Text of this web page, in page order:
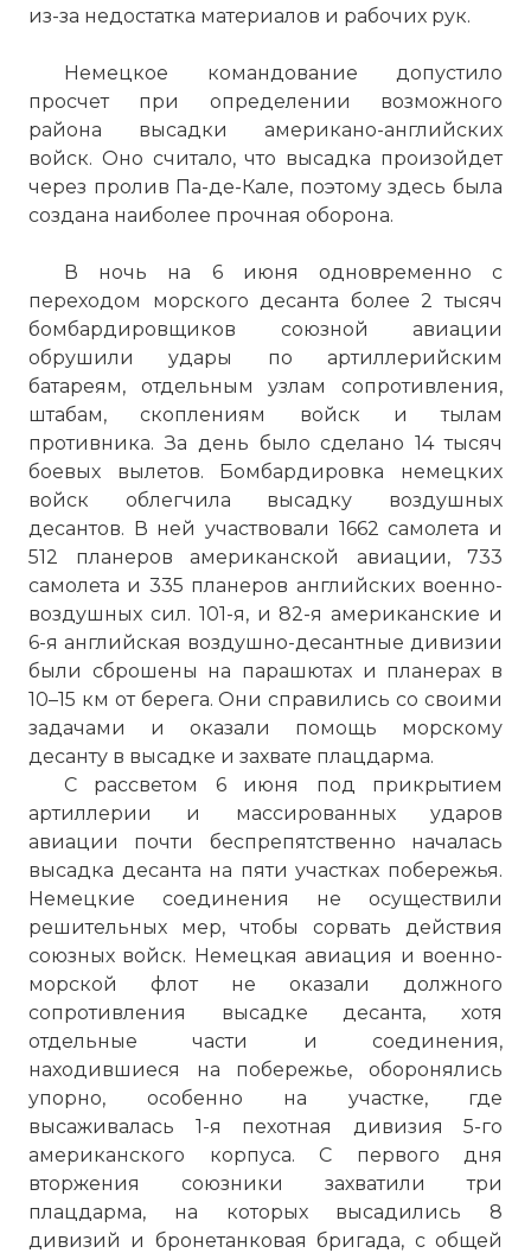
из-за недостатка материалов и рабочих рук.
Немецкое командование допустило
просчет при определении возможного
района высадки американо-английских
войск. Оно считало, что высадка произойдет
через пролив Па-де-Кале, поэтому здесь была
создана наиболее прочная оборона.
В ночь на 6 июня одновременно с
переходом морского десанта более 2 тысяч
бомбардировщиков союзной авиации
обрушили удары по артиллерийским
батареям, отдельным узлам сопротивления,
штабам, скоплениям войск и тылам
противника. За день было сделано 14 тысяч
боевых вылетов. Бомбардировка немецких
войск облегчила высадку воздушных
десантов. В ней участвовали 1662 самолета и
512 планеров американской авиации, 733
самолета и 335 планеров английских военно-
воздушных сил. 101-я, и 82-я американские и
6-я английская воздушно-десантные дивизии
были сброшены на парашютах и планерах в
10–15 км от берега. Они справились со своими
задачами и оказали помощь морскому
десанту в высадке и захвате плацдарма.
С рассветом 6 июня под прикрытием
артиллерии и массированных ударов
авиации почти беспрепятственно началась
высадка десанта на пяти участках побережья.
Немецкие соединения не осуществили
решительных мер, чтобы сорвать действия
союзных войск. Немецкая авиация и военно-
морской флот не оказали должного
сопротивления высадке десанта, хотя
отдельные части и соединения,
находившиеся на побережье, оборонялись
упорно, особенно на участке, где
высаживалась 1-я пехотная дивизия 5-го
американского корпуса. С первого дня
вторжения союзники захватили три
плацдарма, на которых высадились 8
дивизий и бронетанковая бригада, с общей